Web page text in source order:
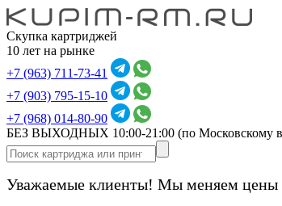
Скупка картриджей
10 лет на рынке
+7 (963) 711-73-41
+7 (903) 795-15-10
+7 (968) 014-80-90
БЕЗ ВЫХОДНЫХ 10:00-21:00 (по Московскому
Уважаемые клиенты! Мы меняем цены